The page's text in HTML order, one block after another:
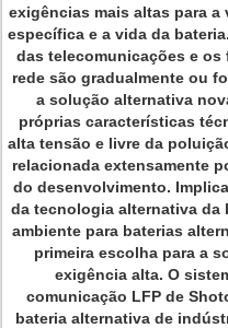
exigências mais altas para a
específica e a vida da
das telecomunicações e
rede são gradualmente ou
a solução alternativa
próprias características
alta tensão e livre da
relacionada extensamente
do desenvolvimento.
da tecnologia alternativa da
ambiente para baterias
primeira escolha para a
exigência alta. O
comunicação LFP de
bateria alternativa de